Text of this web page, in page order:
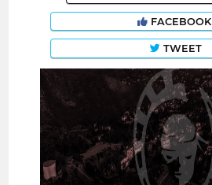
FACEBOOK
TWEET